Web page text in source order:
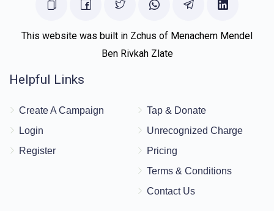
זכות שיך לחתן
This website was built in Zchus of Menachem Mendel
Ben Rivkah Zlate
Helpful Links
Create A Campaign
Login
Register
Tap & Donate
Unrecognized Charge
Pricing
Terms & Conditions
Contact Us